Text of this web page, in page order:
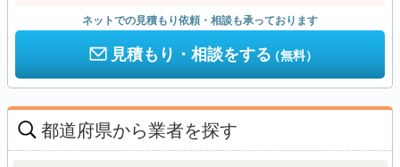
ネットでの見積もり依頼・相談も承っております
見積もり・相談をする（無料）
都道府県から業者を探す